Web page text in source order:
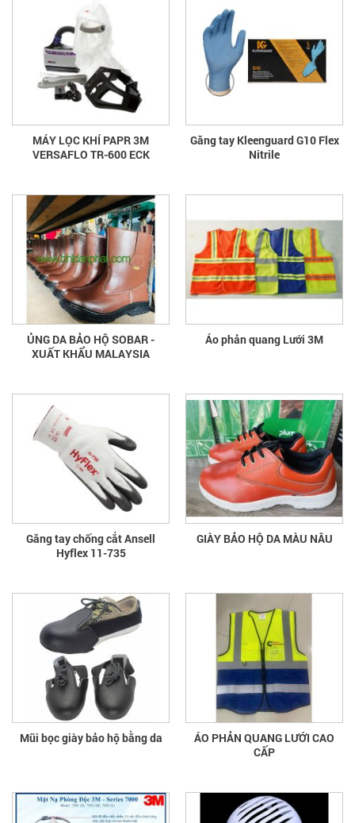
MÁY LỌC KHÍ PAPR 3M
VERSAFLO TR-600 ECK
Găng tay Kleenguard G10 Flex
Nitrile
ỦNG DA BẢO HỘ SOBAR -
XUẤT KHẨU MALAYSIA
Áo phản quang Lưới 3M
Găng tay chống cắt Ansell
Hyflex 11-735
GIÀY BẢO HỘ DA MÀU NÂU
Mũi bọc giày bảo hộ bằng da
ÁO PHẢN QUANG LƯỚI CAO
CẤP